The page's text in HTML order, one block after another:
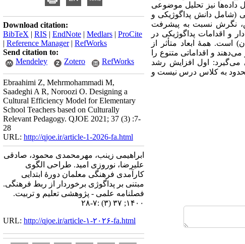
داده‌ها نیز تحلیل موضوعی
(شامل دانش پداگوژیکی و
نگرش نسبت به پیشرفت
و اقدامات پداگوژیکی در
همۀ ابعاد متأثر از
و اقداماتی متنوع را
اول افزایش رشد
به کلاس درس نیست و
Download citation:
BibTeX | RIS | EndNote | Medlars | ProCite
| Reference Manager| RefWorks
Send citation to:
Mendeley
Zotero RefWorks
Ebraahimi Z, Mehrmohammadi M,
Saadeghi A R, Noroozi O. Designing a
Cultural Efficiency Model for Elementary
School Teachers based on Culturally
Relevant Pedagogy. QJOE 2021; 37 (3) :7-
28
URL: http://qjoe.ir/article-1-2026-fa.html
ابراهیمی زینب، مهرمحمدی محمود، صادقی
علیرضا، نوروزی امید. طراحی الگوی
کارآمدی فرهنگی معلمان دورۀ ابتدایی
مبتنی بر پداگوژی برخوردار از ربط فرهنگی.
فصلنامه علمی - پژوهشی تعلیم و تربیت.
۱۴۰۰; ۳۷ (۳) :۷-۲۸
URL: http://qjoe.ir/article-۱-۲۰۲۶-fa.html